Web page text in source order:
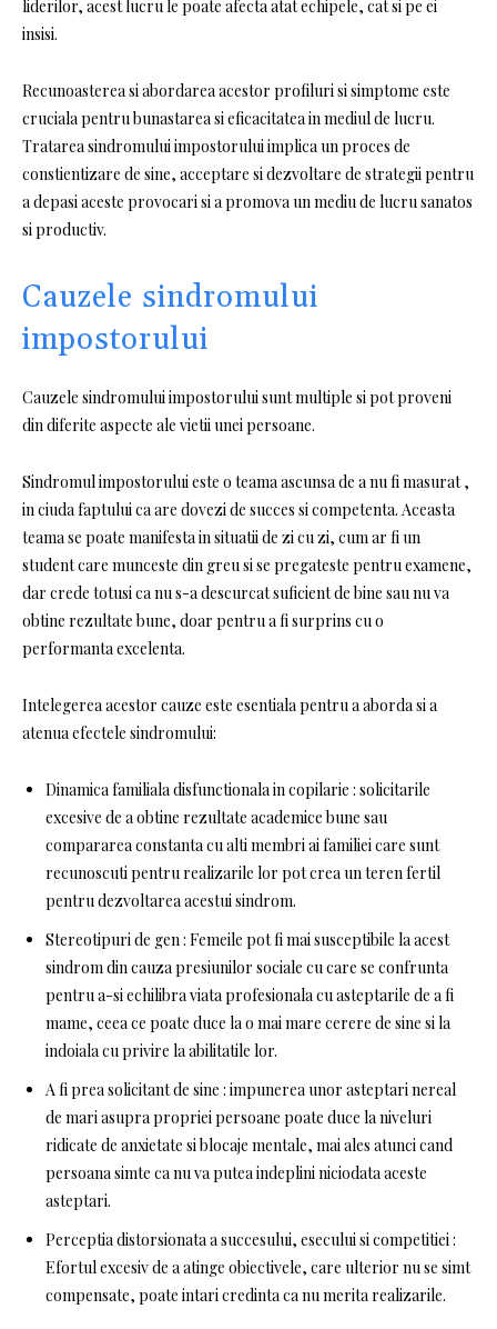
liderilor, acest lucru le poate afecta atat echipele, cat si pe ei
insisi.
Recunoasterea si abordarea acestor profiluri si simptome este
cruciala pentru bunastarea si eficacitatea in mediul de lucru.
Tratarea sindromului impostorului implica un proces de
constientizare de sine, acceptare si dezvoltare de strategii pentru
a depasi aceste provocari si a promova un mediu de lucru sanatos
si productiv.
Cauzele sindromului
impostorului
Cauzele sindromului impostorului sunt multiple si pot proveni
din diferite aspecte ale vietii unei persoane.
Sindromul impostorului este o teama ascunsa de a nu fi masurat ,
in ciuda faptului ca are dovezi de succes si competenta. Aceasta
teama se poate manifesta in situatii de zi cu zi, cum ar fi un
student care munceste din greu si se pregateste pentru examene,
dar crede totusi ca nu s-a descurcat suficient de bine sau nu va
obtine rezultate bune, doar pentru a fi surprins cu o
performanta excelenta.
Intelegerea acestor cauze este esentiala pentru a aborda si a
atenua efectele sindromului:
Dinamica familiala disfunctionala in copilarie : solicitarile
excesive de a obtine rezultate academice bune sau
compararea constanta cu alti membri ai familiei care sunt
recunoscuti pentru realizarile lor pot crea un teren fertil
pentru dezvoltarea acestui sindrom.
Stereotipuri de gen : Femeile pot fi mai susceptibile la acest
sindrom din cauza presiunilor sociale cu care se confrunta
pentru a-si echilibra viata profesionala cu asteptarile de a fi
mame, ceea ce poate duce la o mai mare cerere de sine si la
indoiala cu privire la abilitatile lor.
A fi prea solicitant de sine : impunerea unor asteptari nereal
de mari asupra propriei persoane poate duce la niveluri
ridicate de anxietate si blocaje mentale, mai ales atunci cand
persoana simte ca nu va putea indeplini niciodata aceste
asteptari.
Perceptia distorsionata a succesului, esecului si competitiei :
Efortul excesiv de a atinge obiectivele, care ulterior nu se simt
compensate, poate intari credinta ca nu merita realizarile.